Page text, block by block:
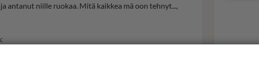
antanut niille ruokaa. Mitä kaikkea mä oon tehnyt...,
Ja mä olen nukkunut aitassa, mä olen nukkunut
en ole saanut unta. Ylipäätään se, että saa aamusta
hyvää.
Valitse